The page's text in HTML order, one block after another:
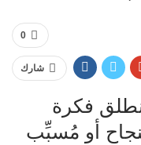
0
شارك
فكرة
أو مُسبِّب